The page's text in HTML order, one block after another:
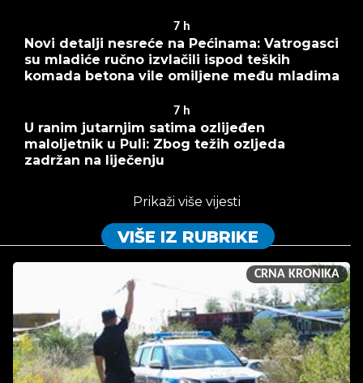
7 h
Novi detalji nesreće na Pećinama: Vatrogasci
su mladiće ručno izvlačili ispod teških
komada betona vile omiljene među mladima
7 h
U ranim jutarnjim satima ozlijeđen
maloljetnik u Puli: Zbog težih ozljeda
zadržan na liječenju
Prikaži više vijesti
VIŠE IZ RUBRIKE
CRNA KRONIKA